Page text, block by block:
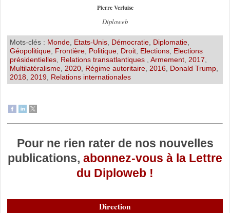
Pierre Verluise
Diploweb
Mots-clés : Monde, Etats-Unis, Démocratie, Diplomatie,
Géopolitique, Frontière, Politique, Droit, Elections, Elections
présidentielles, Relations transatlantiques Armement, 2017
Multilatéralisme, 2020, Régime autoritaire, 2016 Donald Trump,
2018
2019, Relations internationales
Pour ne rien rater de nos nouvelles
publications, abonnez-vous à la Lettre
du Diploweb !
Direction